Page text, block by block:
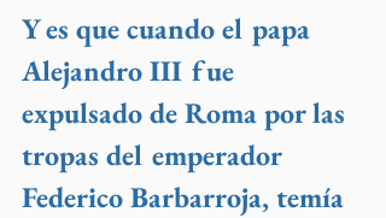
Y es que cuando el papa
Alejandro III fue
expulsado de Roma por las
tropas del emperador
Federico Barbarroja, temía